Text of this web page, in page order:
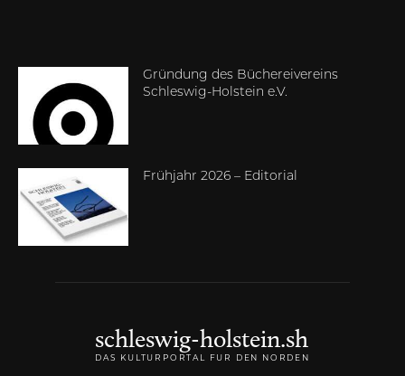
Gründung des Büchereivereins
Schleswig-Holstein e.V.
Frühjahr 2026 – Editorial
schleswig-holstein.sh
DAS KULTURPORTAL FÜR DEN NORDEN